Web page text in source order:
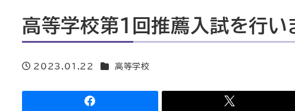
高等学校第1回推薦入試を行い
投稿日
2023.01.22 カテゴリー
高等学校